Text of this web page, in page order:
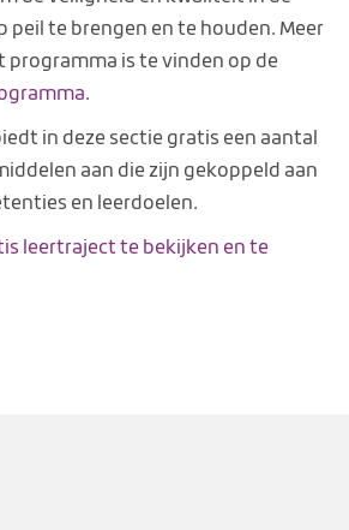
peil te brengen en te houden. Meer
is te vinden op de
.
in deze sectie gratis een aantal
aan die zijn gekoppeld aan
en leerdoelen.
leertraject te bekijken en te